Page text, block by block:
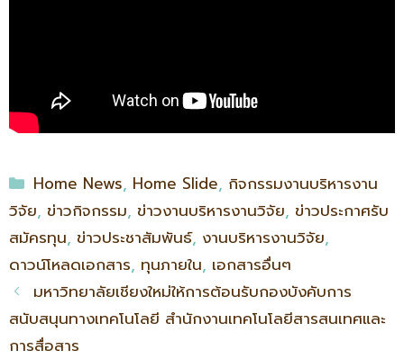
Home News, Home Slide, กิจกรรมงานบริหารงาน
วิจัย, ข่าวกิจกรรม, ข่าวงานบริหารงานวิจัย, ข่าวประกาศรับ
สมัครทุน, ข่าวประชาสัมพันธ์, งานบริหารงานวิจัย,
ดาวน์โหลดเอกสาร, ทุนภายใน, เอกสารอื่นๆ
มหาวิทยาลัยเชียงใหม่ให้การต้อนรับกองบังคับการ
สนับสนุนทางเทคโนโลยี สำนักงานเทคโนโลยีสารสนเทศและ
การสื่อสาร